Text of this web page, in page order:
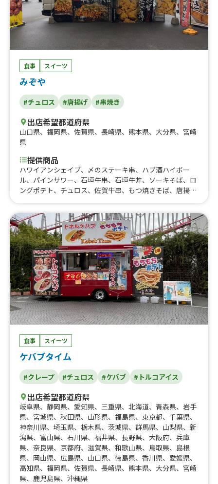
食事 スイーツ
みぞや
#チュロス #唐揚げ #串焼き
出店希望都道府県
山口県、 福岡県、 佐賀県、 長崎県、 熊本県、 大分県、 宮崎
県
提供商品
ハワイアンシェイブ、〆のステーキ串、ハブ酒ハイボー
ル、パインサワー、石垣牛串、石垣牛丼、ソーキそば、ロ
ングポテト、チュロス、佐賀牛串、もつ焼きそば、唐揚げ
食事 スイーツ
ケバブタイム
#クレープ #チュロス #ケバブ #トルコアイス
出店希望都道府県
岐阜県、 静岡県、 愛知県、 三重県、 北海道、 青森県、 岩手
県、 宮城県、 秋田県、 山形県、 福島県、 東京都、 千葉県、
神奈川県、 埼玉県、 栃木県、 茨城県、 群馬県、 山梨県、 新
潟県、 富山県、 石川県、 福井県、 長野県、 大阪府、 兵庫
県、 奈良県、 京都府、 滋賀県、 和歌山県、 鳥取県、 島根
県、 岡山県、 広島県、 山口県、 徳島県、 香川県、 愛媛県、
高知県、 福岡県、 佐賀県、 長崎県、 熊本県、 大分県、 宮崎
県、 鹿児島県、 沖縄県